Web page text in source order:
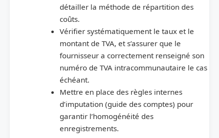
détailler la méthode de répartition des
coûts.
Vérifier systématiquement le taux et le
montant de TVA, et s’assurer que le
fournisseur a correctement renseigné son
numéro de TVA intracommunautaire le cas
échéant.
Mettre en place des règles internes
d’imputation (guide des comptes) pour
garantir l’homogénéité des
enregistrements.